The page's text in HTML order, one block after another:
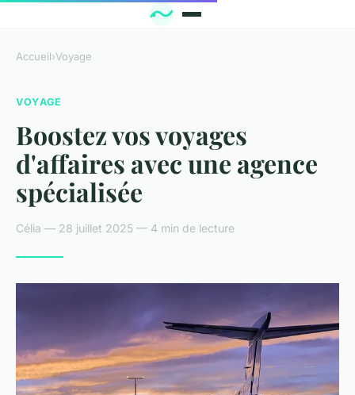
Accueil›Voyage
VOYAGE
Boostez vos voyages
d'affaires avec une agence
spécialisée
Célia — 28 juillet 2025 — 4 min de lecture